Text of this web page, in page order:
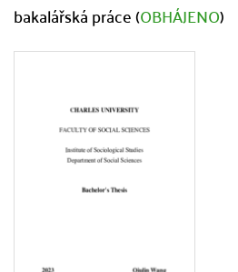
bakalářská práce (OBHÁJENO)